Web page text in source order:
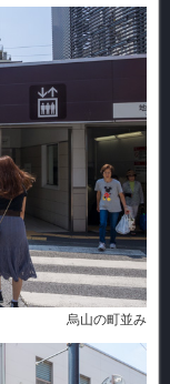
烏山の町並み